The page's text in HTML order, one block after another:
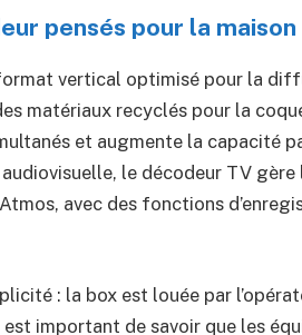
pensés pour la
vertical optimisé pour la
matériaux recyclés pour la
et augmente la capacité
le décodeur TV gère
avec des fonctions
: la box est louée par
est important de savoir que les